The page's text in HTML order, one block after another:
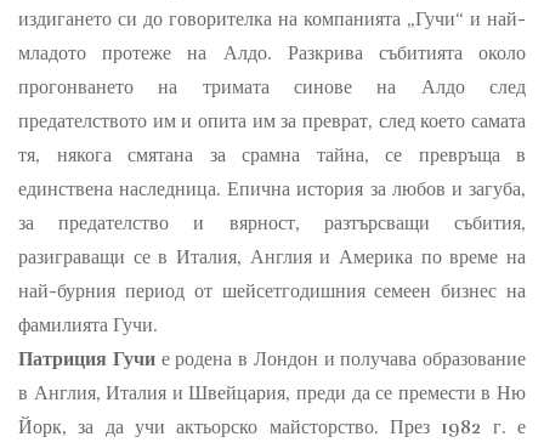
издигането си до говорителка на компанията „Гучи“ и най-
младото протеже на Алдо. Разкрива събитията около
прогонването на тримата синове на Алдо след
предателството им и опита им за преврат, след което самата
тя, някога смятана за срамна тайна, се превръща в
единствена наследница. Епична история за любов и загуба,
за предателство и вярност, разтърсващи събития,
разиграващи се в Италия, Англия и Америка по време на
най-бурния период от шейсетгодишния семеен бизнес на
фамилията Гучи.
Патриция Гучие родена в Лондон и получава образование
в Англия, Италия и Швейцария, преди да се премести в Ню
Йорк, за да учи актьорско майсторство. През 1982 г. е